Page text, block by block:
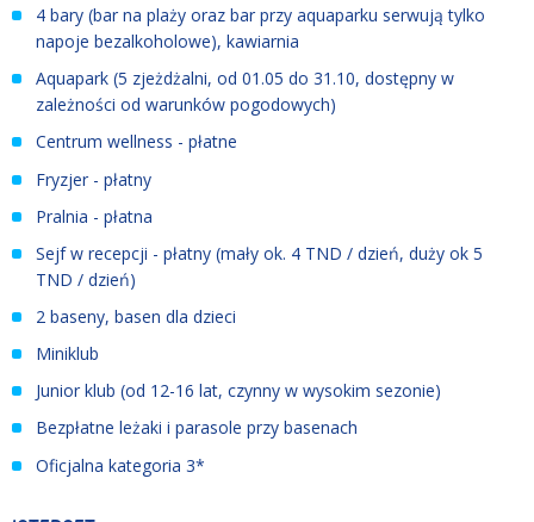
4 bary (bar na plaży oraz bar przy aquaparku serwują tylko
napoje bezalkoholowe), kawiarnia
Aquapark (5 zjeżdżalni, od 01.05 do 31.10, dostępny w
zależności od warunków pogodowych)
Centrum wellness - płatne
Fryzjer - płatny
Pralnia - płatna
Sejf w recepcji - płatny (mały ok. 4 TND / dzień, duży ok 5
TND / dzień)
2 baseny, basen dla dzieci
Miniklub
Junior klub (od 12-16 lat, czynny w wysokim sezonie)
Bezpłatne leżaki i parasole przy basenach
Oficjalna kategoria 3*